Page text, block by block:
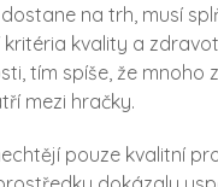
na trh, musí
kritéria kvality a
tím spíše, že mnoho
mezi hračky.
pouze kvalitní